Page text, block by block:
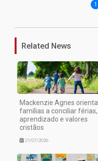
1
Related News
Mackenzie Agnes orienta
famílias a conciliar férias,
aprendizado e valores
cristãos
21/07/2026